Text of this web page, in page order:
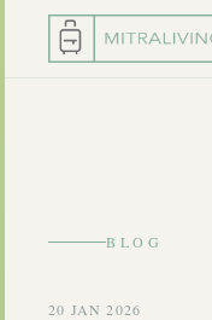
BLOG
20 JAN 2026